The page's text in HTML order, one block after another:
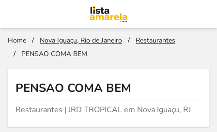
Home / Nova Iguaçu, Rio de Janeiro /
Restaurantes
/
PENSAO COMA BEM
PENSAO COMA BEM
Restaurantes | JRD TROPICAL em Nova Iguaçu, RJ